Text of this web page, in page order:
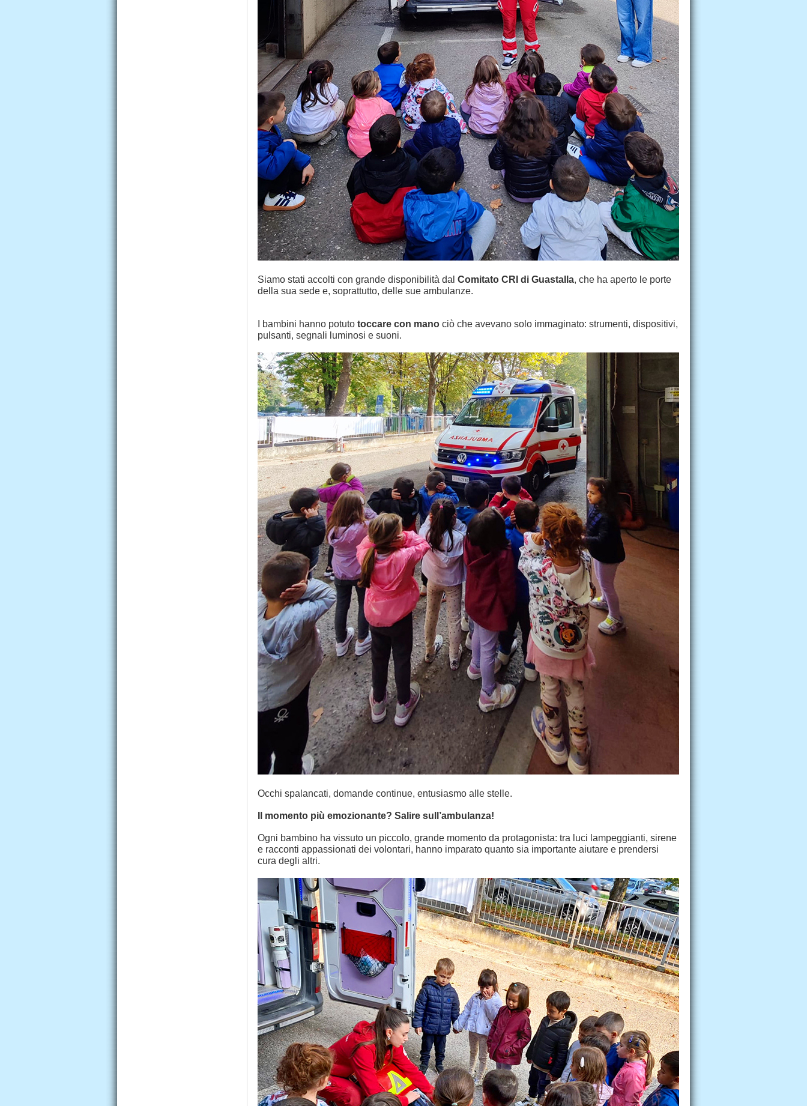
Siamo stati accolti con grande disponibilità dal Comitato CRI di Guastalla, che ha aperto le porte
della sua sede e, soprattutto, delle sue ambulanze.
I bambini hanno potuto toccare con mano ciò che avevano solo immaginato: strumenti, dispositivi,
pulsanti, segnali luminosi e suoni.
Occhi spalancati, domande continue, entusiasmo alle stelle.
Il momento più emozionante? Salire sull’ambulanza!
Ogni bambino ha vissuto un piccolo, grande momento da protagonista: tra luci lampeggianti, sirene
e racconti appassionati dei volontari, hanno imparato quanto sia importante aiutare e prendersi
cura degli altri.